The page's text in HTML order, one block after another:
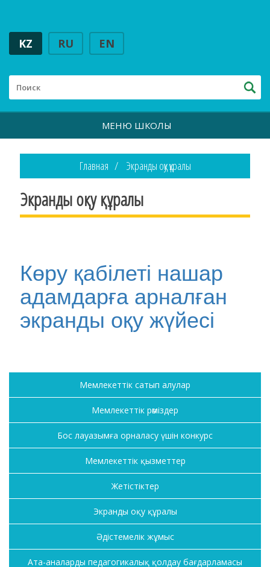
KZ RU EN
МЕНЮ ШКОЛЫ
Главная Экранды оқу құралы
Экранды оқу құралы
Көру қабілеті нашар
адамдарға арналған
экранды оқу жүйесі
Мемлекеттік сатып алулар
Мемлекеттік рәміздер
Бос лауазымға орналасу үшін конкурс
Мемлекеттік қызметтер
Жетістіктер
Экранды оқу құралы
Әдістемелік жұмыс
Ата-аналарды педагогикалық қолдау бағдарламасы